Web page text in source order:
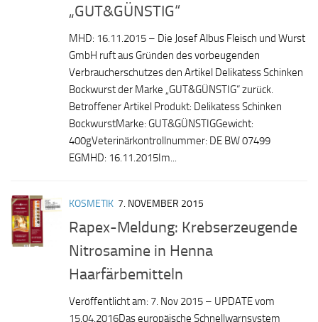
„GUT&GÜNSTIG“
MHD: 16.11.2015 – Die Josef Albus Fleisch und Wurst
GmbH ruft aus Gründen des vorbeugenden
Verbraucherschutzes den Artikel Delikatess Schinken
Bockwurst der Marke „GUT&GÜNSTIG“ zurück.
Betroffener Artikel Produkt: Delikatess Schinken
BockwurstMarke: GUT&GÜNSTIGGewicht:
400gVeterinärkontrollnummer: DE BW 07499
EGMHD: 16.11.2015Im...
KOSMETIK 7. NOVEMBER 2015
Rapex-Meldung: Krebserzeugende
Nitrosamine in Henna
Haarfärbemitteln
Veröffentlicht am: 7. Nov 2015 – UPDATE vom
15.04.2016Das europäische Schnellwarnsystem